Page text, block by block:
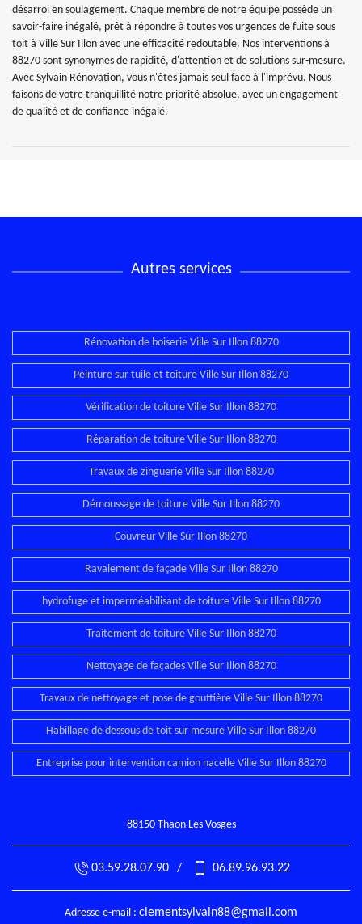
désarroi en soulagement. Chaque membre de notre équipe possède un
savoir-faire inégalé, prêt à répondre à toutes vos urgences de fuite sous
toit à Ville Sur Illon avec une efficacité redoutable. Nos interventions à
88270 sont synonymes de rapidité, d'attention et de solutions sur-mesure.
Avec Sylvain Rénovation, vous n'êtes jamais seul face à l'imprévu. Nous
faisons de votre tranquillité notre priorité absolue, avec un engagement
de qualité et de confiance inégalé.
Autres services
Rénovation de boiserie Ville Sur Illon 88270
Peinture sur tuile et toiture Ville Sur Illon 88270
Vérification de toiture Ville Sur Illon 88270
Réparation de toiture Ville Sur Illon 88270
Travaux de zinguerie Ville Sur Illon 88270
Démoussage de toiture Ville Sur Illon 88270
Couvreur Ville Sur Illon 88270
Ravalement de façade Ville Sur Illon 88270
hydrofuge et imperméabilisant de toiture Ville Sur Illon 88270
Traitement de toiture Ville Sur Illon 88270
Nettoyage de façades Ville Sur Illon 88270
Travaux de nettoyage et pose de gouttière Ville Sur Illon 88270
Habillage de dessous de toit sur mesure Ville Sur Illon 88270
Entreprise pour intervention camion nacelle Ville Sur Illon 88270
88150 Thaon Les Vosges
03.59.28.07.90 / 06.89.96.93.22
Adresse e-mail : clementsylvain88@gmail.com